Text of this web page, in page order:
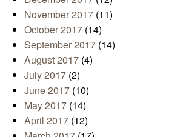
November 2017 (11)
October 2017 (14)
September 2017 (14)
August 2017 (4)
July 2017 (2)
June 2017 (10)
May 2017 (14)
April 2017 (12)